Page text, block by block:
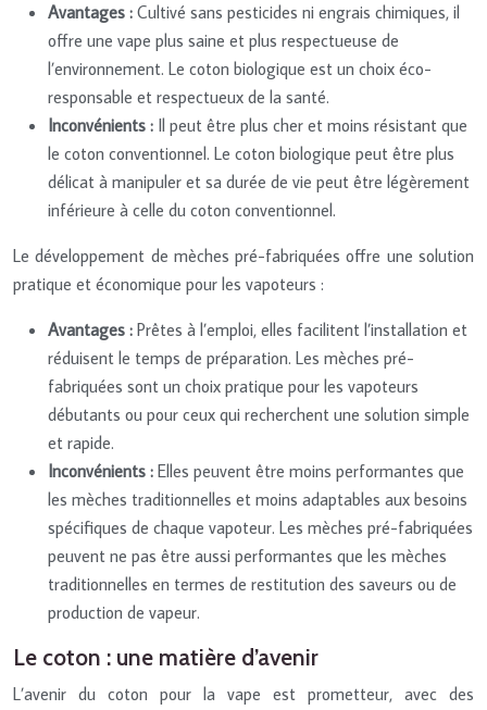
Avantages : Cultivé sans pesticides ni engrais chimiques, il
offre une vape plus saine et plus respectueuse de
l’environnement. Le coton biologique est un choix éco-
responsable et respectueux de la santé.
Inconvénients : Il peut être plus cher et moins résistant que
le coton conventionnel. Le coton biologique peut être plus
délicat à manipuler et sa durée de vie peut être légèrement
inférieure à celle du coton conventionnel.
Le développement de mèches pré-fabriquées offre une solution
pratique et économique pour les vapoteurs :
Avantages : Prêtes à l’emploi, elles facilitent l’installation et
réduisent le temps de préparation. Les mèches pré-
fabriquées sont un choix pratique pour les vapoteurs
débutants ou pour ceux qui recherchent une solution simple
et rapide.
Inconvénients : Elles peuvent être moins performantes que
les mèches traditionnelles et moins adaptables aux besoins
spécifiques de chaque vapoteur. Les mèches pré-fabriquées
peuvent ne pas être aussi performantes que les mèches
traditionnelles en termes de restitution des saveurs ou de
production de vapeur.
Le coton : une matière d’avenir
L’avenir du coton pour la vape est prometteur, avec des